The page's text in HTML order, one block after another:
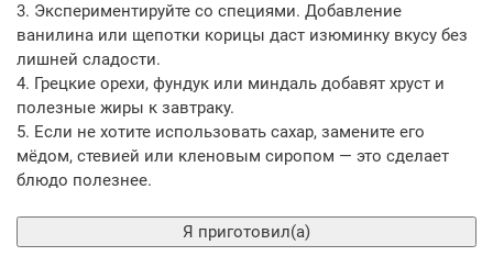
3. Экспериментируйте со специями. Добавление
ванилина или щепотки корицы даст изюминку вкусу без
лишней сладости.
4. Грецкие орехи, фундук или миндаль добавят хруст и
полезные жиры к завтраку.
5. Если не хотите использовать сахар, замените его
мёдом, стевией или кленовым сиропом — это сделает
блюдо полезнее.
Я приготовил(а)